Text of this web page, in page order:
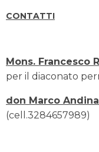
CONTATTI
Mons. Francesco
per il diaconato
don Marco Andina
(cell.3284657989)